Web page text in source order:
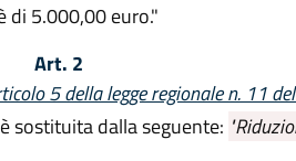
di 5.000,00 euro."
Art. 2
5 della legge regionale n. 11
è sostituita dalla seguente: